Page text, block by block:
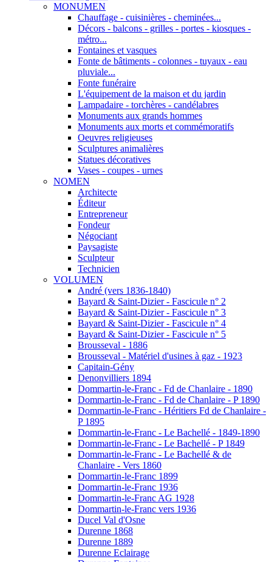
MONUMEN
Chauffage - cuisinières - cheminées...
Décors - balcons - grilles - portes - kiosques -
métro...
Fontaines et vasques
Fonte de bâtiments - colonnes - tuyaux - eau
pluviale...
Fonte funéraire
L'équipement de la maison et du jardin
Lampadaire - torchères - candélabres
Monuments aux grands hommes
Monuments aux morts et commémoratifs
Oeuvres religieuses
Sculptures animalières
Statues décoratives
Vases - coupes - urnes
NOMEN
Architecte
Éditeur
Entrepreneur
Fondeur
Négociant
Paysagiste
Sculpteur
Technicien
VOLUMEN
André (vers 1836-1840)
Bayard & Saint-Dizier - Fascicule n° 2
Bayard & Saint-Dizier - Fascicule n° 3
Bayard & Saint-Dizier - Fascicule n° 4
Bayard & Saint-Dizier - Fascicule n° 5
Brousseval - 1886
Brousseval - Matériel d'usines à gaz - 1923
Capitain-Gény
Denonvilliers 1894
Dommartin-le-Franc - Fd de Chanlaire - 1890
Dommartin-le-Franc - Fd de Chanlaire - P 1890
Dommartin-le-Franc - Héritiers Fd de Chanlaire -
P 1895
Dommartin-le-Franc - Le Bachellé - 1849-1890
Dommartin-le-Franc - Le Bachellé - P 1849
Dommartin-le-Franc - Le Bachellé & de
Chanlaire - Vers 1860
Dommartin-le-Franc 1899
Dommartin-le-Franc 1936
Dommartin-le-Franc AG 1928
Dommartin-le-Franc vers 1936
Ducel Val d'Osne
Durenne 1868
Durenne 1889
Durenne Eclairage